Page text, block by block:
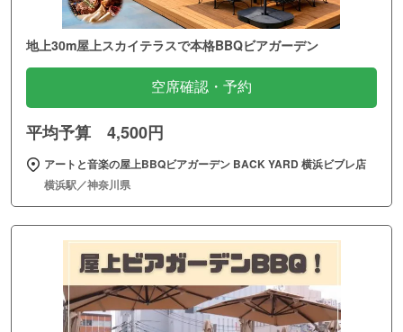
地上30m屋上スカイテラスで本格BBQビアガーデン
空席確認・予約
平均予算 4,500円
アートと音楽の屋上BBQビアガーデン BACK YARD 横浜ビブレ店
横浜駅／神奈川県